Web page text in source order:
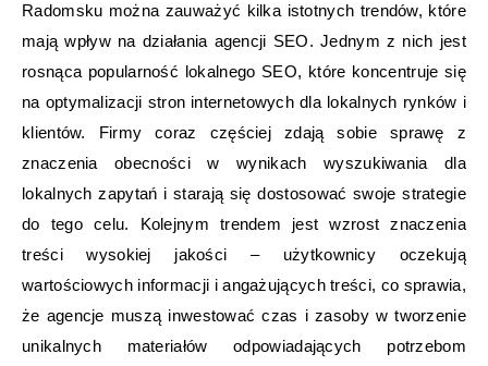
Radomsku można zauważyć kilka istotnych trendów, które
mają wpływ na działania agencji SEO. Jednym z nich jest
rosnąca popularność lokalnego SEO, które koncentruje się
na optymalizacji stron internetowych dla lokalnych rynków i
klientów. Firmy coraz częściej zdają sobie sprawę z
znaczenia obecności w wynikach wyszukiwania dla
lokalnych zapytań i starają się dostosować swoje strategie
do tego celu. Kolejnym trendem jest wzrost znaczenia
treści wysokiej jakości – użytkownicy oczekują
wartościowych informacji i angażujących treści, co sprawia,
że agencje muszą inwestować czas i zasoby w tworzenie
unikalnych materiałów odpowiadających potrzebom